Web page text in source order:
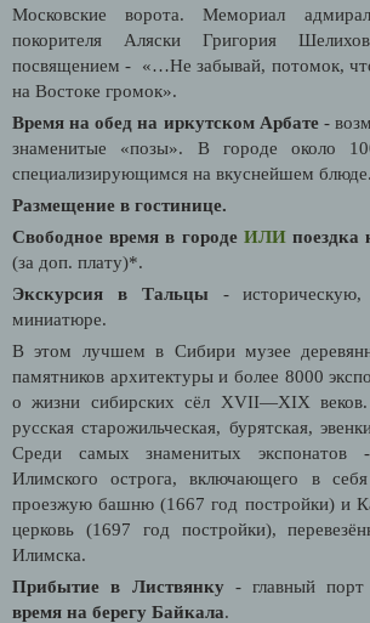
Московские ворота. Мемориал
покорителя Аляски Григория
посвящением - «…Не забывай, потомок,
на Востоке громок».
Время на обед на иркутском Арбате -
знаменитые «позы». В городе около
специализирующимся на вкуснейшем блюде.
Размещение в гостинице.
Свободное время в городе ИЛИпоездка
(за доп. плату)*.
Экскурсия в Тальцы -
миниатюре.
В этом лучшем в Сибири музее
памятников архитектуры и более 8000
о жизни сибирских сёл XVII—XIX
русская старожильческая, бурятская,
Среди самых знаменитых экспонатов
Илимского острога, включающего в
проезжую башню (1667 год постройки) и
церковь (1697 год постройки),
Илимска.
Прибытие в Листвянку - главный
время на берегу Байкала.